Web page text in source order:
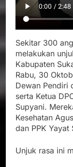
Sekitar 300
melakukan
Kabupaten
Rabu, 30
Dewan Pendiri
serta Ketua
Supyani.
Kesehatan
dan PPK Yayat
Unjuk rasa ini